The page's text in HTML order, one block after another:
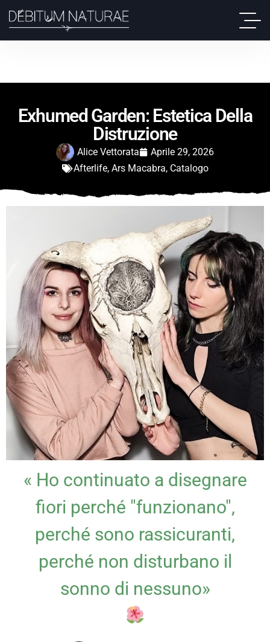
Exhumed Garden: Estetica Della
Distruzione
Alice Vettorata
Aprile 29, 2026
Afterlife, Ars Macabra, Catalogo
« Ho continuato a disegnare
fiori perché "funzionano",
perché sono rassicuranti,
perché non disturbano il
sonno di nessuno»